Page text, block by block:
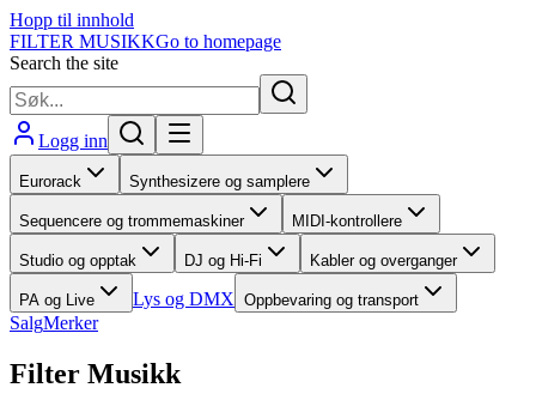
Hopp til innhold
FILTER MUSIKKGo to homepage
Search the site
Logg inn
Eurorack Synthesizere og samplere
Sequencere og trommemaskiner MIDI-kontrollere
Studio og opptak DJ og Hi-Fi Kabler og overganger
PA og Live Lys og DMX Oppbevaring og transport
SalgMerker
Filter Musikk